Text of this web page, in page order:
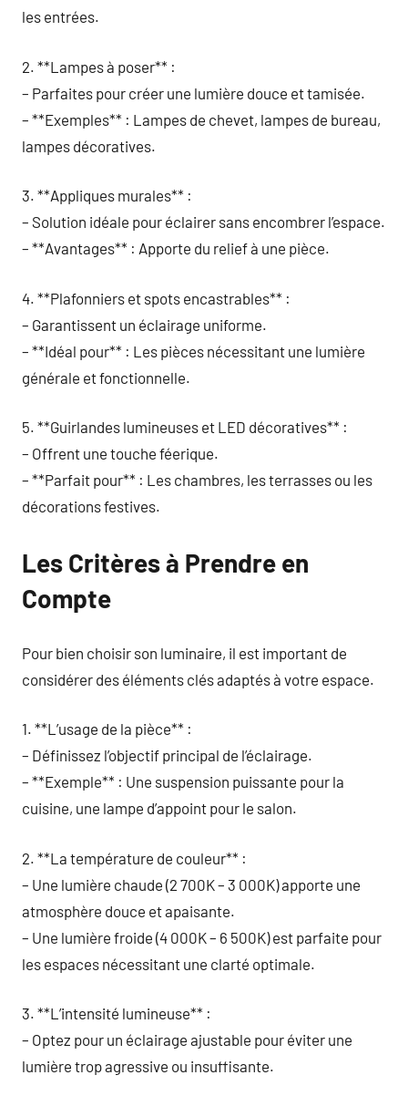
les entrées.
2. **Lampes à poser** :
– Parfaites pour créer une lumière douce et tamisée.
– **Exemples** : Lampes de chevet, lampes de bureau,
lampes décoratives.
3. **Appliques murales** :
– Solution idéale pour éclairer sans encombrer l’espace.
– **Avantages** : Apporte du relief à une pièce.
4. **Plafonniers et spots encastrables** :
– Garantissent un éclairage uniforme.
– **Idéal pour** : Les pièces nécessitant une lumière
générale et fonctionnelle.
5. **Guirlandes lumineuses et LED décoratives** :
– Offrent une touche féerique.
– **Parfait pour** : Les chambres, les terrasses ou les
décorations festives.
Les Critères à Prendre en
Compte
Pour bien choisir son luminaire, il est important de
considérer des éléments clés adaptés à votre espace.
1. **L’usage de la pièce** :
– Définissez l’objectif principal de l’éclairage.
– **Exemple** : Une suspension puissante pour la
cuisine, une lampe d’appoint pour le salon.
2. **La température de couleur** :
– Une lumière chaude (2 700K – 3 000K) apporte une
atmosphère douce et apaisante.
– Une lumière froide (4 000K – 6 500K) est parfaite pour
les espaces nécessitant une clarté optimale.
3. **L’intensité lumineuse** :
– Optez pour un éclairage ajustable pour éviter une
lumière trop agressive ou insuffisante.